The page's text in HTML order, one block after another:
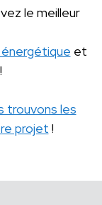
le meilleur
et
trouvons les
projet !